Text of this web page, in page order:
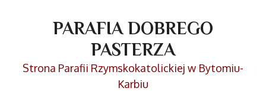
PARAFIA DOBREGO
PASTERZA
Strona Parafii Rzymskokatolickiej w Bytomiu-
Karbiu